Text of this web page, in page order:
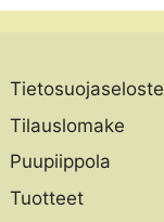
Tietosuojaseloste
Tilauslomake
Puupiippola
Tuotteet